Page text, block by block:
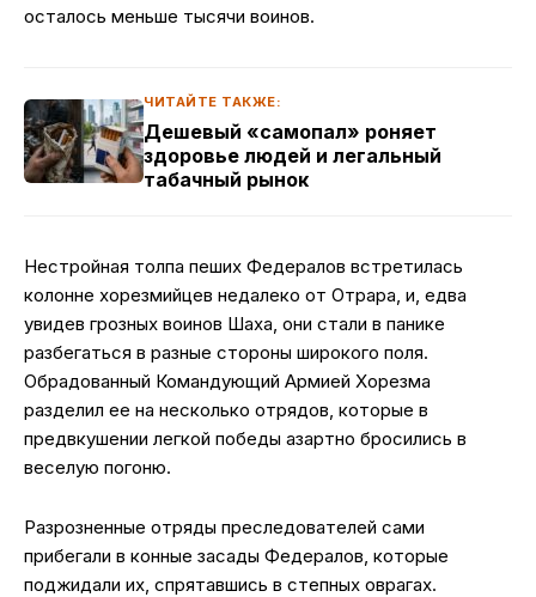
осталось меньше тысячи воинов.
ЧИТАЙТЕ ТАКЖЕ:
Дешевый «самопал» роняет
здоровье людей и легальный
табачный рынок
Нестройная толпа пеших Федералов встретилась
колонне хорезмийцев недалеко от Отрара, и, едва
увидев грозных воинов Шаха, они стали в панике
разбегаться в разные стороны широкого поля.
Обрадованный Командующий Армией Хорезма
разделил ее на несколько отрядов, которые в
предвкушении легкой победы азартно бросились в
веселую погоню.
Разрозненные отряды преследователей сами
прибегали в конные засады Федералов, которые
поджидали их, спрятавшись в степных оврагах.